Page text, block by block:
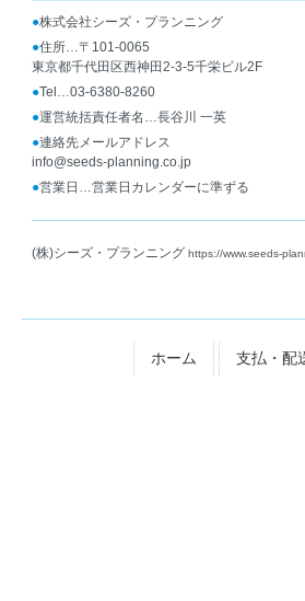
●株式会社シーズ・プランニング
●住所…〒101-0065
東京都千代田区西神田2-3-5千栄ビル2F
●Tel…03-6380-8260
●運営統括責任者名…長谷川 一英
●連絡先メールアドレス
info@seeds-planning.co.jp
●営業日…営業日カレンダーに準ずる
(株)シーズ・プランニング https://www.seeds-
ホーム 支払・配